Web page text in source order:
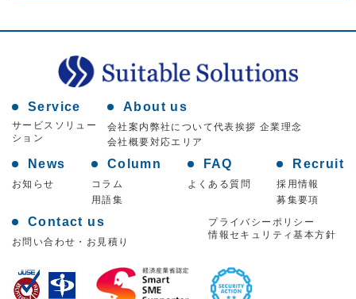
Service
サービスソリュー
ション
About us
会社案内 弊社について代表挨拶 企業理念
会社概要対応エリア
News
お知らせ
Column
コラム
用語集
FAQ
よくある質問
Recruit
採用情報
募集要項
Contact us
お問い合わせ・お見積り
プライバシーポリシー
情報セキュリティ基本方針